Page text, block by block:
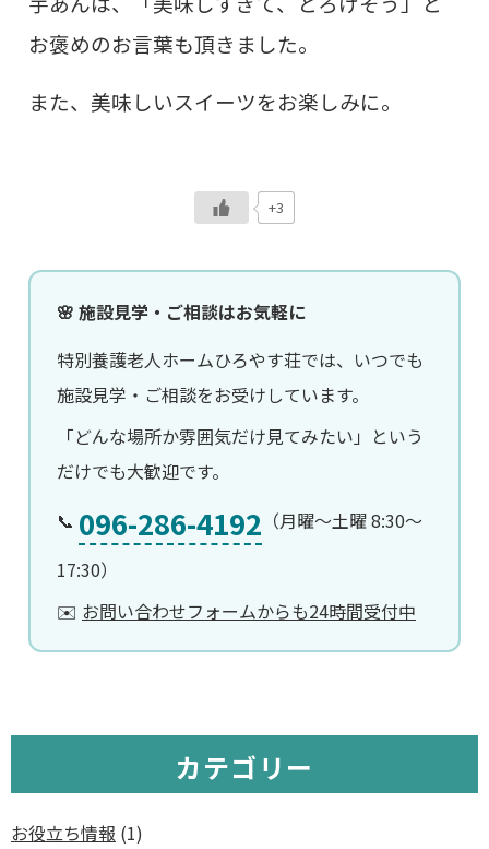
お褒めのお言葉も頂きました。
また、美味しいスイーツをお楽しみに。
+3
🌸 施設見学・ご相談はお気軽に
特別養護老人ホームひろやす荘では、いつでも
施設見学・ご相談をお受けしています。
「どんな場所か雰囲気だけ見てみたい」という
だけでも大歓迎です。
📞 096-286-4192 （月曜〜土曜 8:30〜
17:30）
✉️ お問い合わせフォームからも24時間受付中
カテゴリー
お役立ち情報 (1)